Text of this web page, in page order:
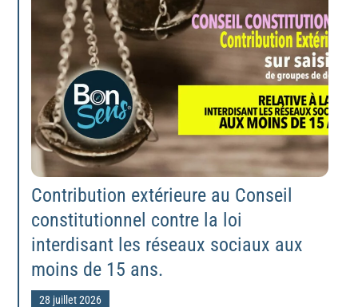
Contribution extérieure au Conseil
constitutionnel contre la loi
interdisant les réseaux sociaux aux
moins de 15 ans.
28 juillet 2026